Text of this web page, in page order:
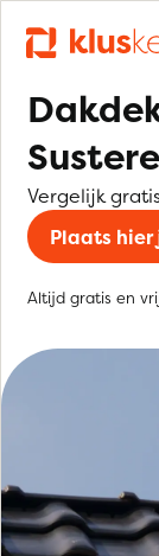
Vergelijk
Plaats hier
Altijd gratis en